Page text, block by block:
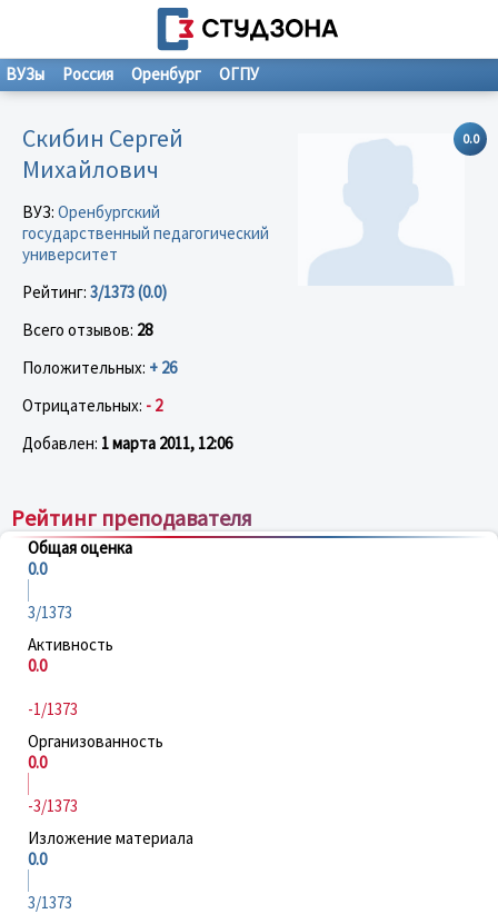
ВУЗы Россия Оренбург ОГПУ
0.0
Скибин Сергей
Михайлович
ВУЗ: Оренбургский
государственный педагогический
университет
Рейтинг: 3/1373 (0.0)
Всего отзывов: 28
Положительных: + 26
Отрицательных: - 2
Добавлен: 1 марта 2011, 12:06
Рейтинг преподавателя
Общая оценка
0.0
3/1373
Активность
0.0
-1/1373
Организованность
0.0
-3/1373
Изложение материала
0.0
3/1373